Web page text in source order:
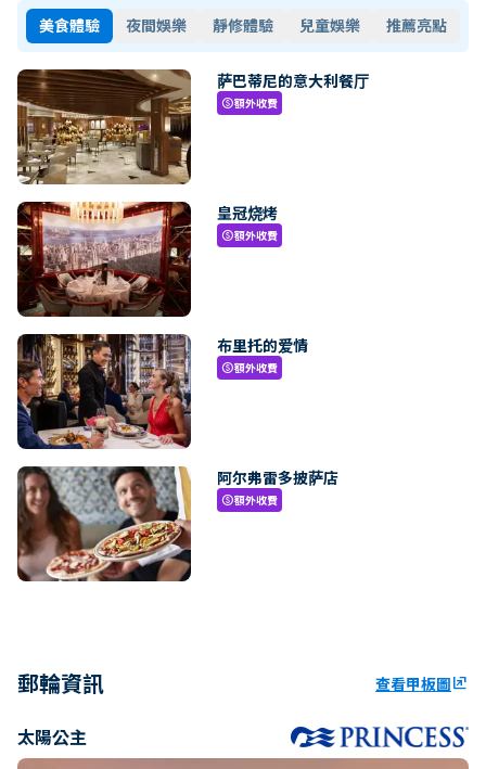
美食體驗 夜間娛樂 靜修體驗 兒童娛樂 推薦亮點
萨巴蒂尼的意大利餐厅
paid額外收費
皇冠烧烤
paid額外收費
布里托的爱情
paid額外收費
阿尔弗雷多披萨店
paid額外收費
郵輪資訊 查看甲板圖ungroup
太陽公主